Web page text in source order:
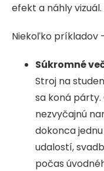
efekt a náhly vizuál.
Niekoľko príkladov
Súkromné
Stroj na
sa koná párty.
nezvyčajnú
dokonca
udalostí,
počas